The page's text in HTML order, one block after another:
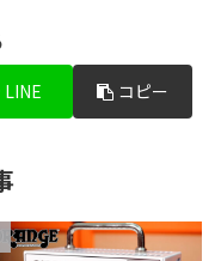
LINE コピー